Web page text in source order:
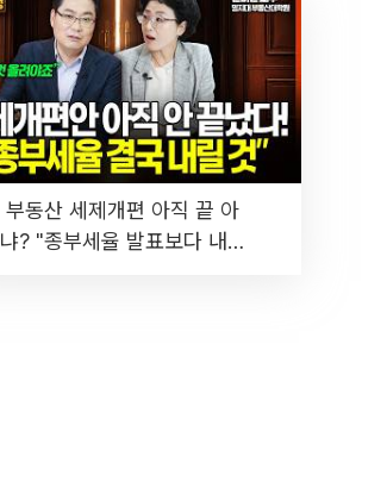
부동산 세제개편 아직 끝 아
냐? "종부세율 발표보다 내릴